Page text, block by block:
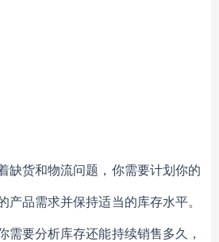
缺货和物流问题，你需要计划你的
产品需求并保持适当的库存水平。
需要分析库存还能持续销售多久，